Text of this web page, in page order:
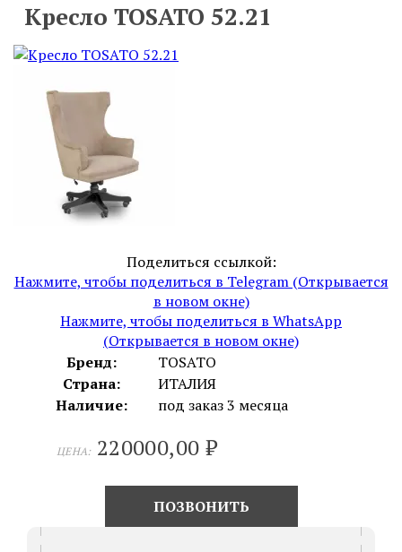
Кресло TOSATO 52.21
Поделиться ссылкой:
Нажмите, чтобы поделиться в Telegram (Открывается
в новом окне)
Нажмите, чтобы поделиться в WhatsApp
(Открывается в новом окне)
Бренд:
TOSATO
Страна:
ИТАЛИЯ
Наличие:
под заказ 3 месяца
ЦЕНА: 220000,00 ₽
ПОЗВОНИТЬ